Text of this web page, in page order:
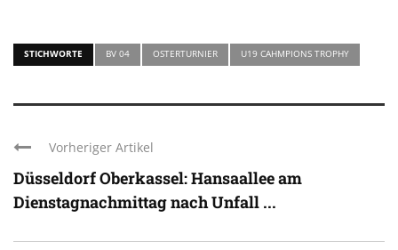
STICHWORTE BV 04 OSTERTURNIER U19 CAHMPIONS TROPHY
Vorheriger Artikel
Düsseldorf Oberkassel: Hansaallee am
Dienstagnachmittag nach Unfall ...